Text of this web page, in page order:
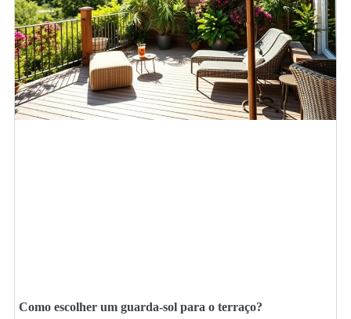
Como escolher um guarda-sol para o terraço?